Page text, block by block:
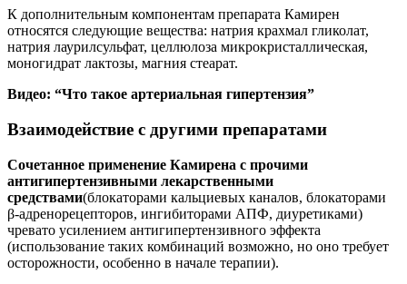
К дополнительным компонентам препарата Камирен
относятся следующие вещества: натрия крахмал гликолат,
натрия лаурилсульфат, целлюлоза микрокристаллическая,
моногидрат лактозы, магния стеарат.
Видео: “Что такое артериальная гипертензия”
Взаимодействие с другими препаратами
Сочетанное применение Камирена с прочими
антигипертензивными лекарственными
средствами(блокаторами кальциевых каналов, блокаторами
β-адренорецепторов, ингибиторами АПФ, диуретиками)
чревато усилением антигипертензивного эффекта
(использование таких комбинаций возможно, но оно требует
осторожности, особенно в начале терапии).